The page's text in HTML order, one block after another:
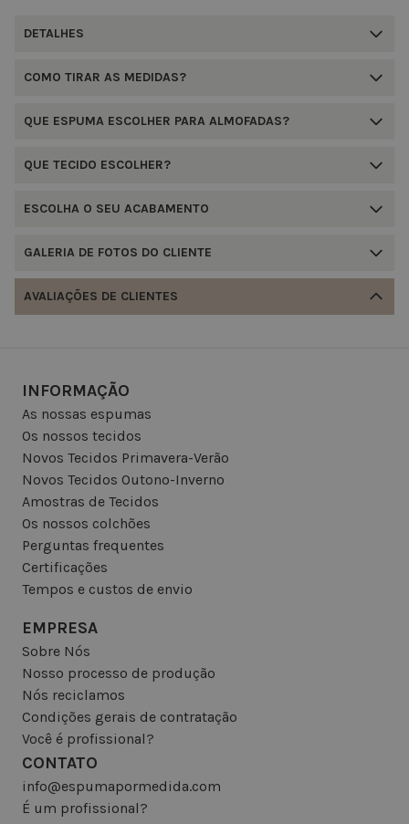
DETALHES
COMO TIRAR AS MEDIDAS?
QUE ESPUMA ESCOLHER PARA ALMOFADAS?
QUE TECIDO ESCOLHER?
ESCOLHA O SEU ACABAMENTO
GALERIA DE FOTOS DO CLIENTE
AVALIAÇÕES DE CLIENTES
INFORMAÇÃO
As nossas espumas
Os nossos tecidos
Novos Tecidos Primavera-Verão
Novos Tecidos Outono-Inverno
Amostras de Tecidos
Os nossos colchões
Perguntas frequentes
Certificações
Tempos e custos de envio
EMPRESA
Sobre Nós
Nosso processo de produção
Nós reciclamos
Condições gerais de contratação
Você é profissional?
CONTATO
info@espumapormedida.com
É um profissional?